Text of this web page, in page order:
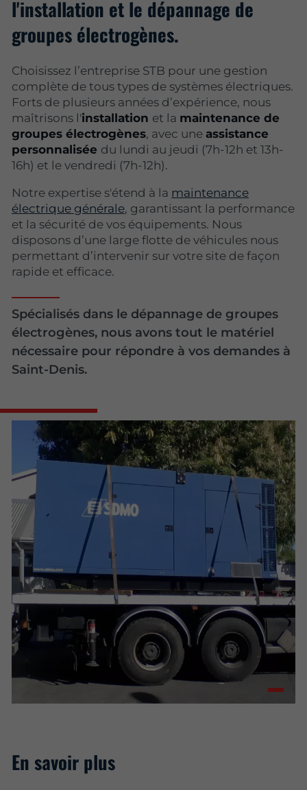
l'installation et le dépannage de
groupes électrogènes.
Choisissez l’entreprise STB pour une gestion
complète de tous types de systèmes électriques.
Forts de plusieurs années d’expérience, nous
maîtrisons l'installation et la maintenance de
groupes électrogènes, avec une assistance
personnalisée du lundi au jeudi (7h-12h et 13h-
16h) et le vendredi (7h-12h).
Notre expertise s'étend à la maintenance
électrique générale, garantissant la performance
et la sécurité de vos équipements. Nous
disposons d’une large flotte de véhicules nous
permettant d’intervenir sur votre site de façon
rapide et efficace.
Spécialisés dans le dépannage de groupes
électrogènes, nous avons tout le matériel
nécessaire pour répondre à vos demandes à
Saint-Denis.
En savoir plus